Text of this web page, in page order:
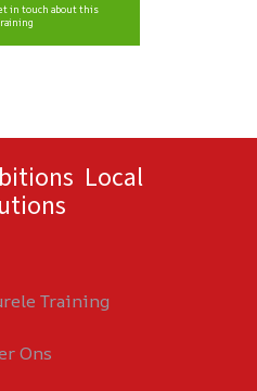
in touch about this
Local
Training
Ons